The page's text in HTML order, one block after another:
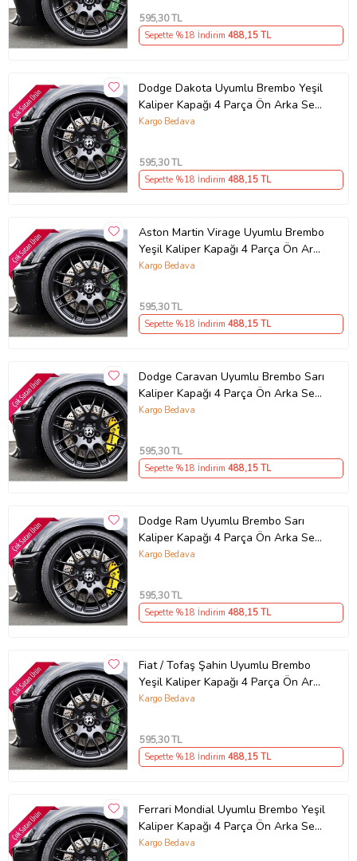
Ürün Kodu:kcm26716373
595,30 TL
Sepette %18 İndirim 488,15 TL
Dodge Dakota Uyumlu Brembo Yeşil
Kaliper Kapağı 4 Parça Ön Arka Set
(Karışık)
Kargo Bedava
595,30 TL
Sepette %18 İndirim 488,15 TL
Aston Martin Virage Uyumlu Brembo
Yeşil Kaliper Kapağı 4 Parça Ön Arka
Set (Karışık)
Kargo Bedava
595,30 TL
Sepette %18 İndirim 488,15 TL
Dodge Caravan Uyumlu Brembo Sarı
Kaliper Kapağı 4 Parça Ön Arka Set
(Karışık)
Kargo Bedava
595,30 TL
Sepette %18 İndirim 488,15 TL
Dodge Ram Uyumlu Brembo Sarı
Kaliper Kapağı 4 Parça Ön Arka Set
(Karışık)
Kargo Bedava
595,30 TL
Sepette %18 İndirim 488,15 TL
Fiat / Tofaş Şahin Uyumlu Brembo
Yeşil Kaliper Kapağı 4 Parça Ön Arka
Set (Karışık)
Kargo Bedava
595,30 TL
Sepette %18 İndirim 488,15 TL
Ferrari Mondial Uyumlu Brembo Yeşil
Kaliper Kapağı 4 Parça Ön Arka Set
(Karışık)
Kargo Bedava